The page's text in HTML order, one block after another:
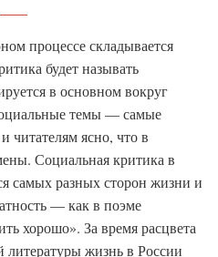
процессе складывается
будет называть
в основном вокруг
темы — самые
читателям ясно, что в
Социальная критика в
самых разных сторон жизни и
— как в поэме
хорошо». За время расцвета
литературы жизнь в России